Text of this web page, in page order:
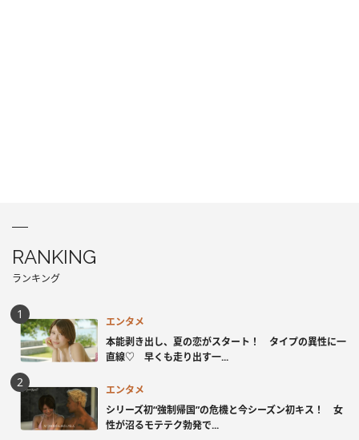
RANKING
ランキング
エンタメ
本能剥き出し、夏の恋がスタート！ タイプの異性に一
直線♡ 早くも走り出す一...
エンタメ
シリーズ初“強制帰国”の危機と今シーズン初キス！ 女
性が沼るモテテク勃発で...